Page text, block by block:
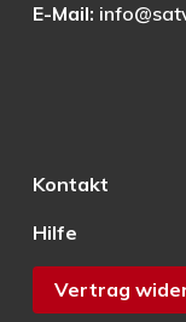
E-Mail:
Kontakt
Hilfe
Vertrag